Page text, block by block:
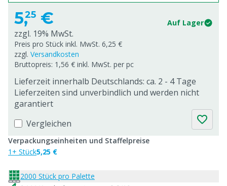
5,25 € Auf Lager
zzgl. 19% MwSt.
Preis pro Stück inkl. MwSt. 6,25 €
zzgl. Versandkosten
Bruttopreis: 1,56 € inkl. MwSt. per pc
Lieferzeit innerhalb Deutschlands: ca. 2 - 4 Tage
Lieferzeiten sind unverbindlich und werden nicht
garantiert
Vergleichen
Verpackungseinheiten und Staffelpreise
1+ Stück5,25 €
2000 Stück pro Palette